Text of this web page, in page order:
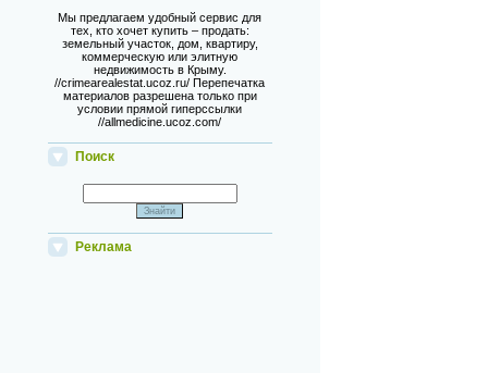
Мы предлагаем удобный сервис для
тех, кто хочет купить – продать:
земельный участок, дом, квартиру,
коммерческую или элитную
недвижимость в Крыму.
//crimearealestat.ucoz.ru/ Перепечатка
материалов разрешена только при
условии прямой гиперссылки
//allmedicine.ucoz.com/
Поиск
Реклама